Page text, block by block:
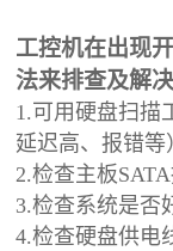
工控机在出现
法来排查及解决
1.可用硬盘扫描
延迟高、报错等
2.检查主板
3.检查系统是否
4.检查硬盘供电